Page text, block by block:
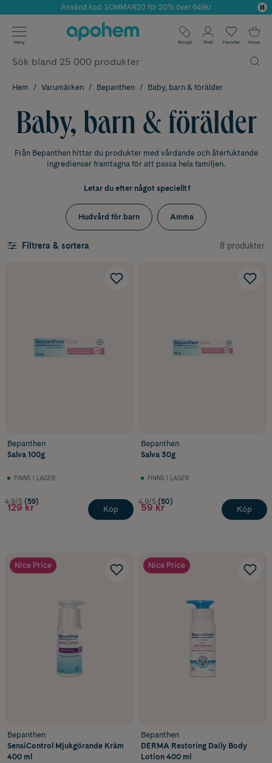
Årets Butik 2025 inom Skönhet
Använd kod: SOMMAR20 för 20% över 649kr
✓ Fri frakt
✓ Poäng på alla köp*
Meny Recept Profil Favoriter Kassa
Hem Varumärken Bepanthen Baby, barn & förälder
Baby, barn & förälder
Från Bepanthen hittar du produkter med vårdande och återfuktande
ingredienser framtagna för att passa hela familjen.
Letar du efter något speciellt?
Hudvård för barn Amma
Filtrera & sortera 8 produkter
Bepanthen
Salva 100g
FINNS I LAGER
4.9/5 (59)
129 kr Köp
Bepanthen
Salva 30g
FINNS I LAGER
4.9/5 (50)
59 kr Köp
Nice Price
Bepanthen
SensiControl Mjukgörande Kräm
400 ml
Nice Price
Bepanthen
DERMA Restoring Daily Body
Lotion 400 ml